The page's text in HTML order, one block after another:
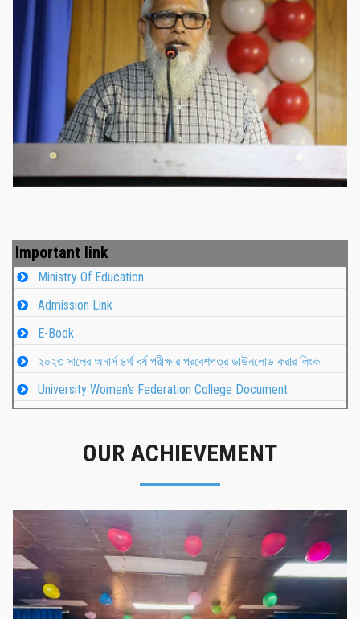
নবীনবরণ - ২০২৫
Important link
Ministry Of Education
Admission Link
E-Book
২০২৩ সালের অনার্স ৪র্থ বর্ষ পরীক্ষার প্রবেশপত্র ডাউনলোড করার লিংক
University Women's Federation College Document
OUR ACHIEVEMENT